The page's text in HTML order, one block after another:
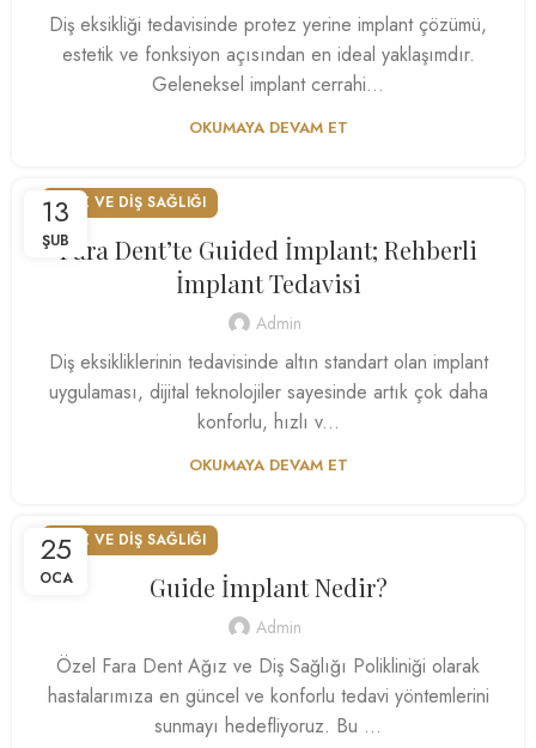
Diş eksikliği tedavisinde protez yerine implant çözümü,
estetik ve fonksiyon açısından en ideal yaklaşımdır.
Geleneksel implant cerrahi...
OKUMAYA DEVAM ET
13
ŞUB
AĞIZ VE DIŞ SAĞLIĞI
Fara Dent’te Guided İmplant; Rehberli
İmplant Tedavisi
Admin
Diş eksikliklerinin tedavisinde altın standart olan implant
uygulaması, dijital teknolojiler sayesinde artık çok daha
konforlu, hızlı v...
OKUMAYA DEVAM ET
25
OCA
AĞIZ VE DIŞ SAĞLIĞI
Guide İmplant Nedir?
Admin
Özel Fara Dent Ağız ve Diş Sağlığı Polikliniği olarak
hastalarımıza en güncel ve konforlu tedavi yöntemlerini
sunmayı hedefliyoruz. Bu ...